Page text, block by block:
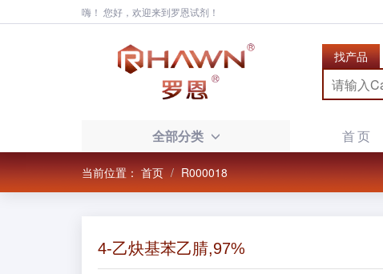
嗨！ 您好，欢迎来到罗恩试剂！
找产品
全部分类 首页
当前位置：首页 R000018
4-乙炔基苯乙腈,97%